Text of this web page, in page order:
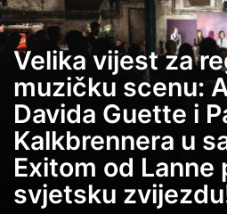
3
g
o
d
i
n
e
Velika vijest za
muzičku scenu:
Davida Guette i
Kalkbrennera u
Exitom od Lanne
svjetsku